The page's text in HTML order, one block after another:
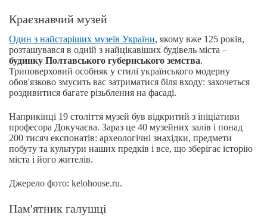
Краєзнавчий музей
Один з найстаріших музеїв України, якому вже 125 років,
розташувався в одній з найцікавіших будівель міста –
будинку Полтавського губернського земства.
Триповерховий особняк у стилі українського модерну
обов'язково змусить вас затриматися біля входу: захочеться
роздивитися багате різьблення на фасаді.
Наприкінці 19 століття музей був відкритий з ініціативи
професора Докучаєва. Зараз це 40 музейних залів і понад
200 тисяч експонатів: археологічні знахідки, предмети
побуту та культури наших предків і все, що зберігає історію
міста і його жителів.
Джерело фото: kelohouse.ru.
Пам'ятник галушці